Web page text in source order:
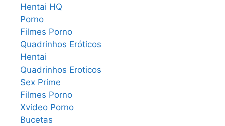
Hentai HQ
Porno
Filmes Porno
Quadrinhos Eróticos
Hentai
Quadrinhos Eroticos
Sex Prime
Filmes Porno
Xvideo Porno
Bucetas